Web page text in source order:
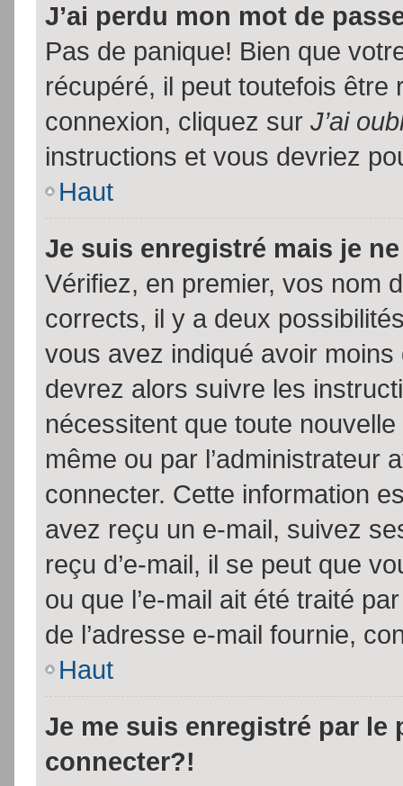
J’ai perdu mon mot de
Pas de panique! Bien que
récupéré, il peut toutefois être
connexion, cliquez sur J’ai
instructions et vous devriez
Haut
Je suis enregistré mais je
Vérifiez, en premier, vos nom
corrects, il y a deux
vous avez indiqué avoir
devrez alors suivre les
nécessitent que toute
même ou par l’administrateur
connecter. Cette information
avez reçu un e-mail, suivez
reçu d’e-mail, il se peut que
ou que l’e-mail ait été traité
de l’adresse e-mail fournie,
Haut
Je me suis enregistré par le
connecter?!